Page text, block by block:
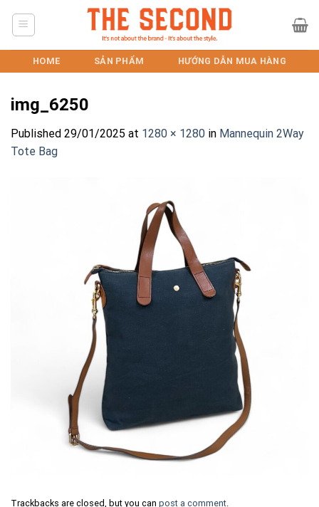
HOME SẢN PHẨM HƯỚNG DẪN MUA HÀNG
img_6250
Published 29/01/2025 at 1280 × 1280 in Mannequin 2Way
Tote Bag
Trackbacks are closed, but you can post a comment.